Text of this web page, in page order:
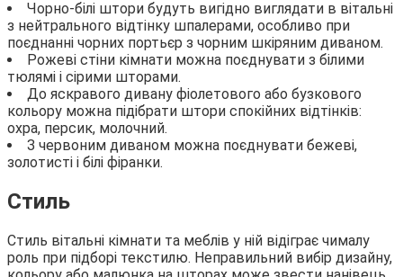
Чорно-білі штори будуть вигідно виглядати в вітальні
з нейтрального відтінку шпалерами, особливо при
поєднанні чорних портьєр з чорним шкіряним диваном.
Рожеві стіни кімнати можна поєднувати з білими
тюлямі і сірими шторами.
До яскравого дивану фіолетового або бузкового
кольору можна підібрати штори спокійних відтінків:
охра, персик, молочний.
З червоним диваном можна поєднувати бежеві,
золотисті і білі фіранки.
Стиль
Стиль вітальні кімнати та меблів у ній відіграє чималу
роль при підборі текстилю. Неправильний вибір дизайну,